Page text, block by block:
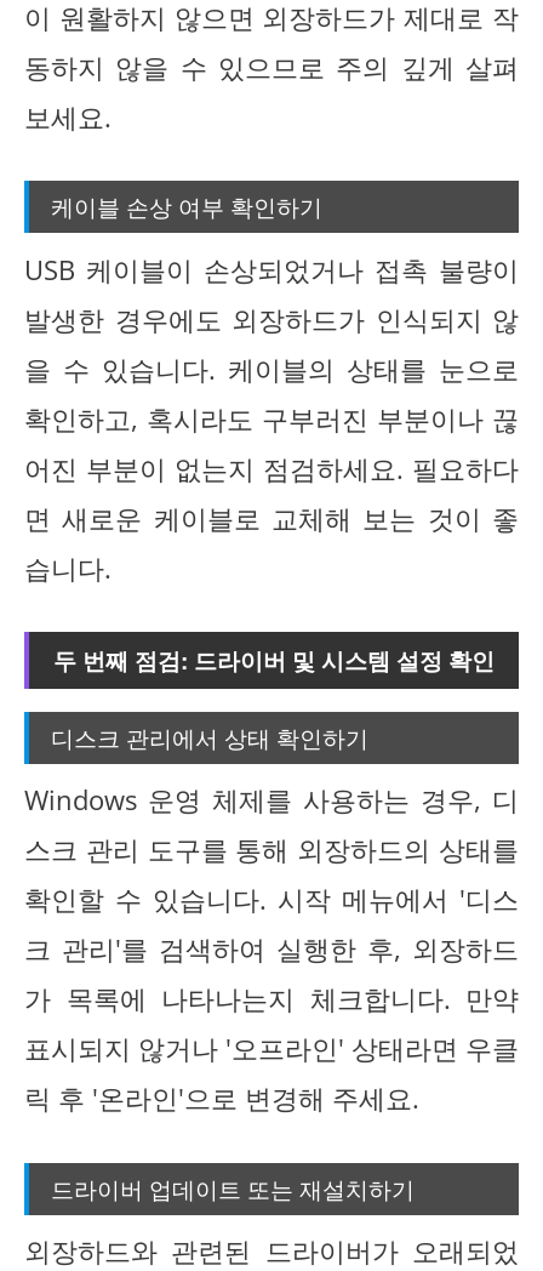
이 원활하지 않으면 외장하드가 제대로 작
동하지 않을 수 있으므로 주의 깊게 살펴
보세요.
케이블 손상 여부 확인하기
USB 케이블이 손상되었거나 접촉 불량이
발생한 경우에도 외장하드가 인식되지 않
을 수 있습니다. 케이블의 상태를 눈으로
확인하고, 혹시라도 구부러진 부분이나 끊
어진 부분이 없는지 점검하세요. 필요하다
면 새로운 케이블로 교체해 보는 것이 좋
습니다.
두 번째 점검: 드라이버 및 시스템 설정 확인
디스크 관리에서 상태 확인하기
Windows 운영 체제를 사용하는 경우, 디
스크 관리 도구를 통해 외장하드의 상태를
확인할 수 있습니다. 시작 메뉴에서 '디스
크 관리'를 검색하여 실행한 후, 외장하드
가 목록에 나타나는지 체크합니다. 만약
표시되지 않거나 '오프라인' 상태라면 우클
릭 후 '온라인'으로 변경해 주세요.
드라이버 업데이트 또는 재설치하기
외장하드와 관련된 드라이버가 오래되었